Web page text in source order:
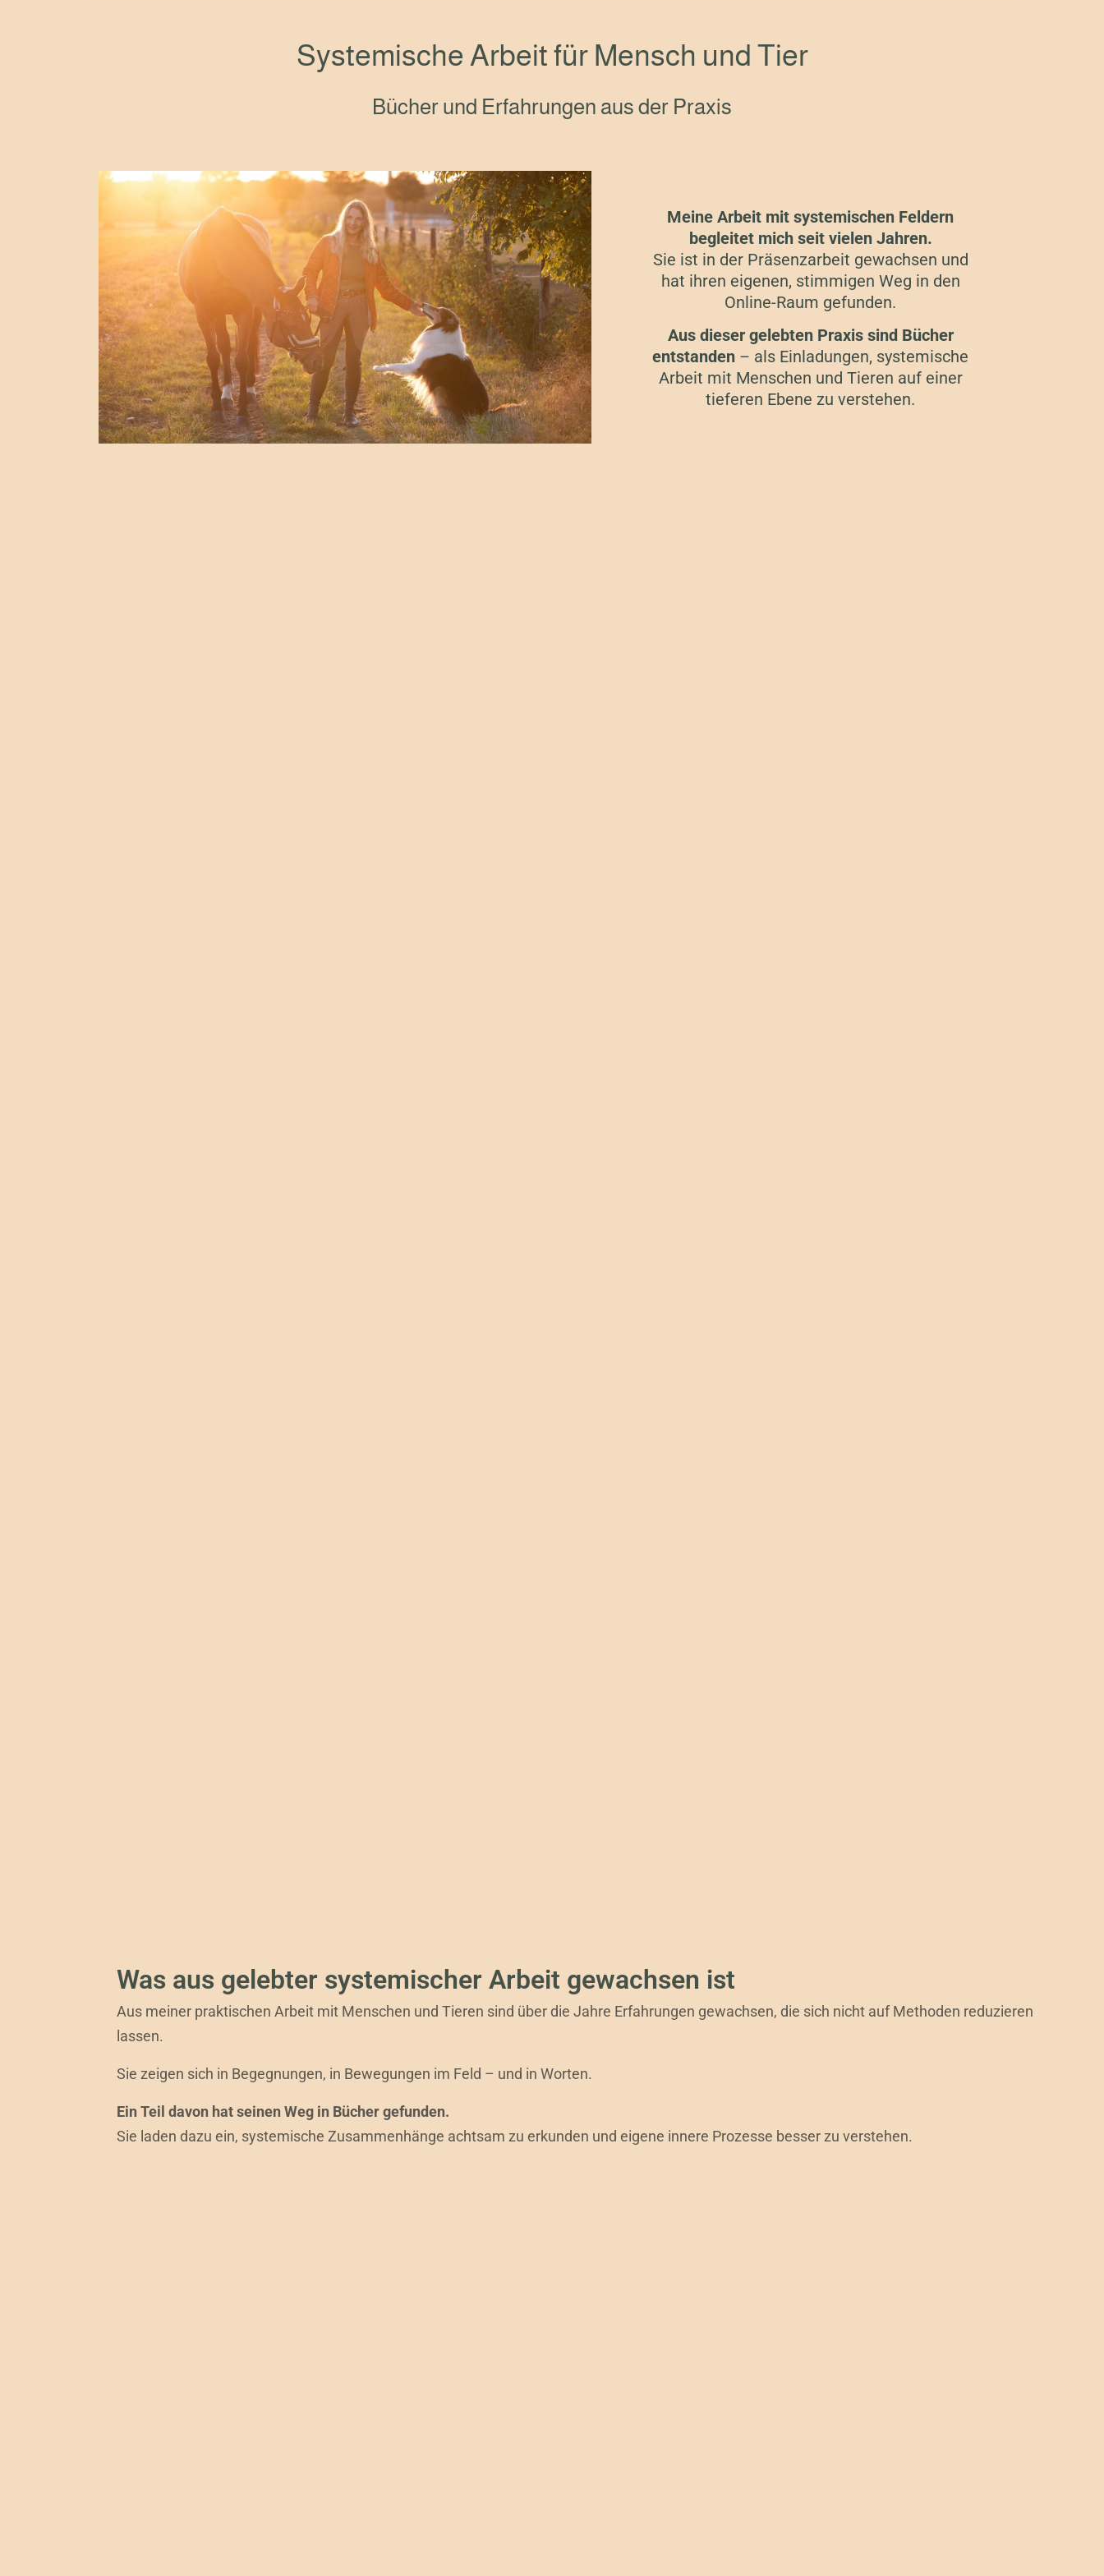
Systemische Arbeit für Mensch und Tier
Bücher und Erfahrungen aus der Praxis
Meine Arbeit mit systemischen Feldern
begleitet mich seit vielen Jahren.
Sie ist in der Präsenzarbeit gewachsen und
hat ihren eigenen, stimmigen Weg in den
Online-Raum gefunden.
Aus dieser gelebten Praxis sind Bücher
entstanden – als Einladungen, systemische
Arbeit mit Menschen und Tieren auf einer
tieferen Ebene zu verstehen.
Was aus gelebter systemischer Arbeit gewachsen ist
Aus meiner praktischen Arbeit mit Menschen und Tieren sind über die Jahre Erfahrungen gewachsen, die sich nicht auf Methoden reduzieren
lassen.
Sie zeigen sich in Begegnungen, in Bewegungen im Feld – und in Worten.
Ein Teil davon hat seinen Weg in Bücher gefunden.
Sie laden dazu ein, systemische Zusammenhänge achtsam zu erkunden und eigene innere Prozesse besser zu verstehen.